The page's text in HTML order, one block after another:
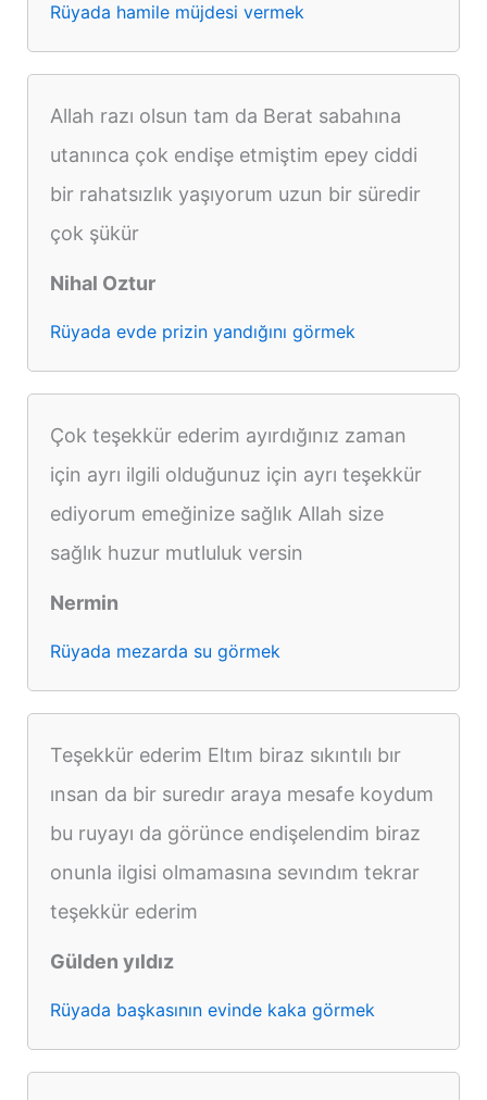
Rüyada hamile müjdesi vermek
Allah razı olsun tam da Berat sabahına
utanınca çok endişe etmiştim epey ciddi
bir rahatsızlık yaşıyorum uzun bir süredir
çok şükür
Nihal Oztur
Rüyada evde prizin yandığını görmek
Çok teşekkür ederim ayırdığınız zaman
için ayrı ilgili olduğunuz için ayrı teşekkür
ediyorum emeğinize sağlık Allah size
sağlık huzur mutluluk versin
Nermin
Rüyada mezarda su görmek
Teşekkür ederim Eltım biraz sıkıntılı bır
ınsan da bir suredır araya mesafe koydum
bu ruyayı da görünce endişelendim biraz
onunla ilgisi olmamasına sevındım tekrar
teşekkür ederim
Gülden yıldız
Rüyada başkasının evinde kaka görmek